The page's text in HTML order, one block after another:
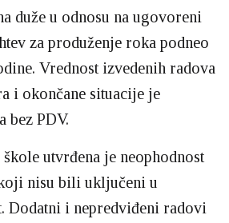
duže u odnosu na ugovoreni
za produženje roka podneo
Vrednost izvedenih radova
i okončane situacije je
bez PDV.
utvrđena je neophodnost
nisu bili uključeni u
Dodatni i nepredviđeni radovi